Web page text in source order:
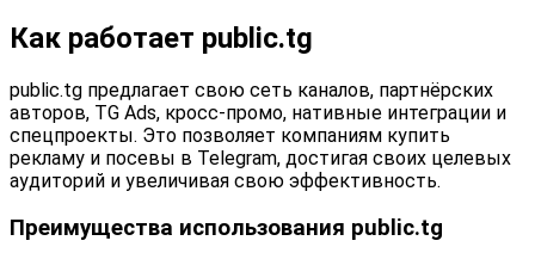
Как работает public.tg
public.tg предлагает свою сеть каналов, партнёрских
авторов, TG Ads, кросс-промо, нативные интеграции и
спецпроекты. Это позволяет компаниям купить
рекламу и посевы в Telegram, достигая своих целевых
аудиторий и увеличивая свою эффективность.
Преимущества использования public.tg